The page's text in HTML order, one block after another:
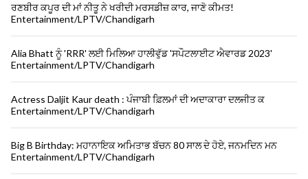
ਰਣਬੀਰ ਕਪੂਰ ਦੀ ਮਾਂ ਨੀਤੂ ਨੇ ਖਰੀਦੀ ਮਰਸਡੀਜ਼ ਕਾਰ, ਜਾਣੋ ਕੀਮਤ!
Entertainment/LPTV/Chandigarh
Alia Bhatt ਨੂੰ 'RRR' ਲਈ ਮਿਲਿਆ ਹਾਲੀਵੁੱਡ 'ਸਪੌਟਲਾਈਟ ਐਵਾਰਡ 2023'
Entertainment/LPTV/Chandigarh
Actress Daljit Kaur death : ਪੰਜਾਬੀ ਫ਼ਿਲਮਾਂ ਦੀ ਅਦਾਕਾਰਾ ਦਲਜੀਤ ਕ
Entertainment/LPTV/Chandigarh
Big B Birthday: ਮਹਾਨਾਇਕ ਅਮਿਤਾਭ ਬੱਚਨ 80 ਸਾਲ ਦੇ ਹੋਏ, ਜਨਮਦਿਨ ਮਨ
Entertainment/LPTV/Chandigarh